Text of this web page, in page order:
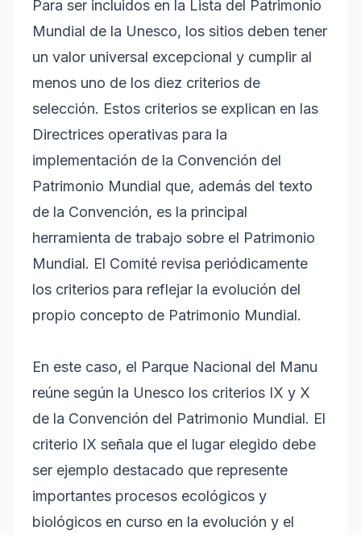
Para ser incluidos en la Lista del Patrimonio
Mundial de la Unesco, los sitios deben tener
un valor universal excepcional y cumplir al
menos uno de los diez criterios de
selección. Estos criterios se explican en las
Directrices operativas para la
implementación de la Convención del
Patrimonio Mundial que, además del texto
de la Convención, es la principal
herramienta de trabajo sobre el Patrimonio
Mundial. El Comité revisa periódicamente
los criterios para reflejar la evolución del
propio concepto de Patrimonio Mundial.
En este caso, el Parque Nacional del Manu
reúne según la Unesco los criterios IX y X
de la Convención del Patrimonio Mundial. El
criterio IX señala que el lugar elegido debe
ser ejemplo destacado que represente
importantes procesos ecológicos y
biológicos en curso en la evolución y el